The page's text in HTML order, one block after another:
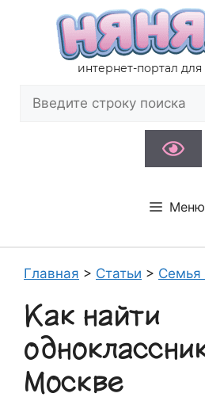
содержимому
интернет-портал
Меню
Главная > Статьи > Семья
Как найти
Москве